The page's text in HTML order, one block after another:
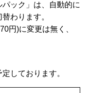
ック」は、自動的に
わります。
円)に変更は無く、
しております。